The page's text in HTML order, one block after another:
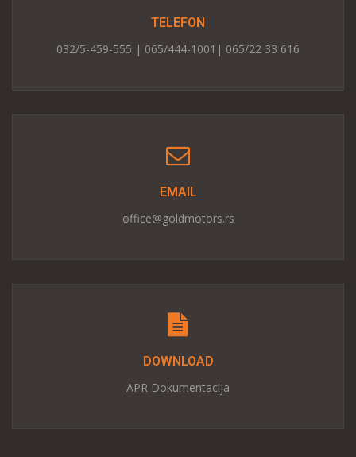
TELEFON
032/5-459-555 | 065/444-1001| 065/22 33 616
EMAIL
office@goldmotors.rs
DOWNLOAD
APR Dokumentacija